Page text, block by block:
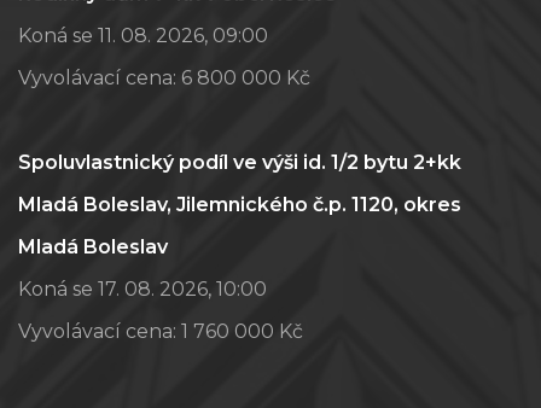
Koná se 11. 08. 2026, 09:00
Vyvolávací cena: 6 800 000 Kč
Spoluvlastnický podíl ve výši id. 1/2 bytu 2+kk
Mladá Boleslav, Jilemnického č.p. 1120, okres
Mladá Boleslav
Koná se 17. 08. 2026, 10:00
Vyvolávací cena: 1 760 000 Kč